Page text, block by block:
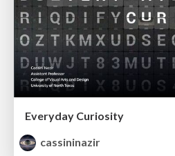
Everyday Curiosity
cassininazir